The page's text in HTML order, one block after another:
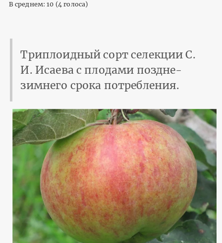
В среднем:10 (4 голоса)
Триплоидный сорт селекции С.
И. Исаева с плодами поздне-
зимнего срока потребления.